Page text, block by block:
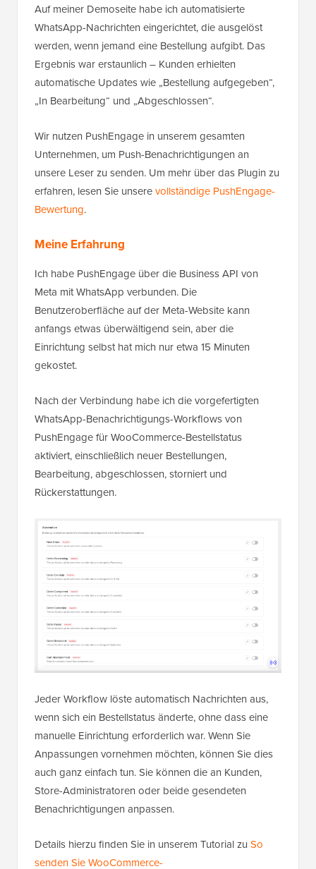
Auf meiner Demoseite habe ich automatisierte
WhatsApp-Nachrichten eingerichtet, die ausgelöst
werden, wenn jemand eine Bestellung aufgibt. Das
Ergebnis war erstaunlich – Kunden erhielten
automatische Updates wie „Bestellung aufgegeben“,
„In Bearbeitung“ und „Abgeschlossen“.
Wir nutzen PushEngage in unserem gesamten
Unternehmen, um Push-Benachrichtigungen an
unsere Leser zu senden. Um mehr über das Plugin zu
erfahren, lesen Sie unserevollständige PushEngage-
Bewertung.
Meine Erfahrung
Ich habe PushEngage über die Business API von
Meta mit WhatsApp verbunden. Die
Benutzeroberfläche auf der Meta-Website kann
anfangs etwas überwältigend sein, aber die
Einrichtung selbst hat mich nur etwa 15 Minuten
gekostet.
Nach der Verbindung habe ich die vorgefertigten
WhatsApp-Benachrichtigungs-Workflows von
PushEngage für WooCommerce-Bestellstatus
aktiviert, einschließlich neuer Bestellungen,
Bearbeitung, abgeschlossen, storniert und
Rückerstattungen.
Jeder Workflow löste automatisch Nachrichten aus,
wenn sich ein Bestellstatus änderte, ohne dass eine
manuelle Einrichtung erforderlich war. Wenn Sie
Anpassungen vornehmen möchten, können Sie dies
auch ganz einfach tun. Sie können die an Kunden,
Store-Administratoren oder beide gesendeten
Benachrichtigungen anpassen.
Details hierzu finden Sie in unserem Tutorial zu So
senden Sie WooCommerce-